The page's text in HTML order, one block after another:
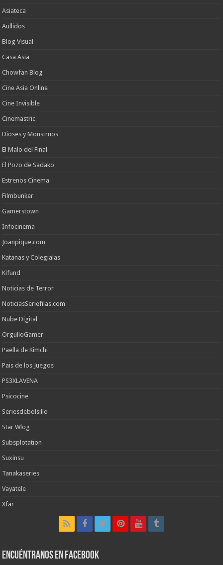
Asiateca
Aullidos
Blog Visual
Casa Asia
Chowfan Blog
Cine Asia Online
Cine Invisible
Cinemastric
Dioses y Monstruos
El Malo del Final
El Pozo de Sadako
Estrenos Cinema
Filmbunker
Gamerstown
Infocinema
Joanpique.com
Katanas y Colegialas
Kifund
Noticias de Terror
NoticiasSeriefilas.com
Nube Digital
OrgulloGamer
Paella de Kimchi
Pais de los Juegos
PS3XLAVENA
Psicocine
Seriesdebolsillo
Star Wlog
Subsplotation
Suxinsu
Tanakaseries
Vayatele
Xfar
Encuéntranos en Facebook